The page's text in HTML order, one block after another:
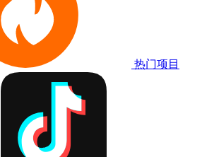
热门项目